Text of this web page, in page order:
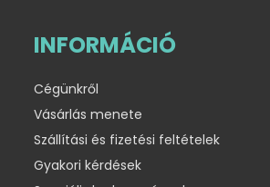
INFORMÁCIÓ
Cégünkről
Vásárlás menete
Szállítási és fizetési feltételek
Gyakori kérdések